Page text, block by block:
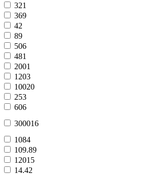
321
369
42
89
506
481
2001
1203
10020
253
606
300016
1084
109.89
12015
14.42